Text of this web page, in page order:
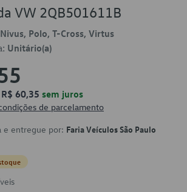
VW 2QB501611B
Nivus, Polo, T-Cross, Virtus
Unitário(a)
60,35 sem juros
de parcelamento
e entregue por: Faria Veículos São Paulo